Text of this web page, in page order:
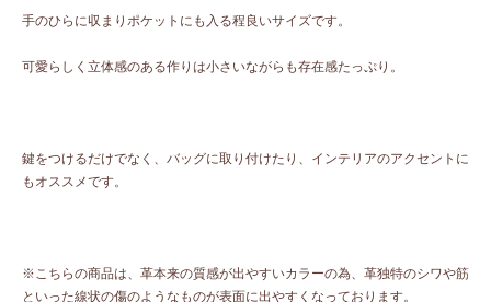
手のひらに収まりポケットにも入る程良いサイズです。
可愛らしく立体感のある作りは小さいながらも存在感たっぷり。
鍵をつけるだけでなく、バッグに取り付けたり、インテリアのアクセントに
もオススメです。
※こちらの商品は、革本来の質感が出やすいカラーの為、革独特のシワや筋
といった線状の傷のようなものが表面に出やすくなっております。